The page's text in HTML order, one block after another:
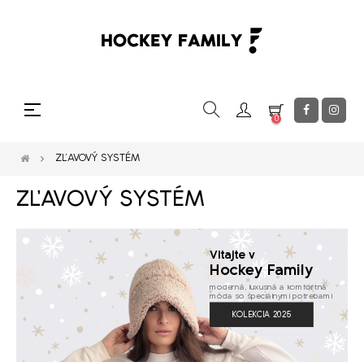
Toggle
☰ 0
ZĽAVOVÝ SYSTÉM
ZĽAVOVÝ SYSTÉM
Vitajte v
Hockey Family
moderná, luxusná a komfortná
móda so špeciálnymi potrebami
KOLEKCIA 2025